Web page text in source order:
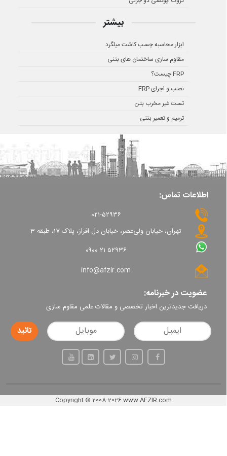
بیشتر
ابزار محاسبه چسب کاشت میلگرد
مقاوم سازی ساختمان های بتنی
FRP چیست؟
نصب و اجرای FRP
تست غیر مخرب بتن
ترمیم و تعمیر بتنی
اطلاعات تماس:
۰۲۱-۵۲۹۳۶
تهران، خیابان ولی‌عصر، خیابان دل افراز، پلاک 17، طبقه 3
۰۹۰۰ ۲۱ ۵۲۹۳۶
info@afzir.com
عضویت در خبرنامه:
دریافت جدیدترین اخبار تخصصی و مقالات علمی مقاوم سازی
Copyright ©2008-2026www.AFZIR.com